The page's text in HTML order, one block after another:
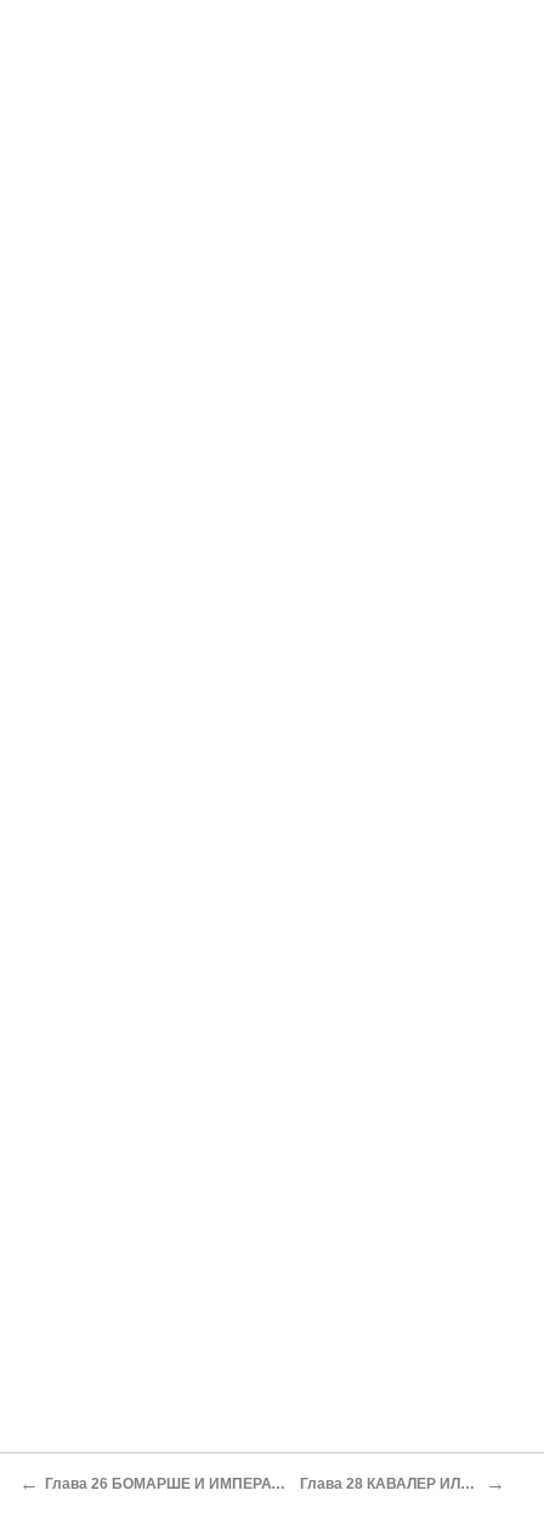
← Глава 26 БОМАРШЕ И ИМПЕРАТРИЦА МАРИЯ ТЕРЕЗИЯ (1774) Глава 28 КАВАЛЕР ИЛИ ДЕВИЦА Д’ЭОН (1775) →